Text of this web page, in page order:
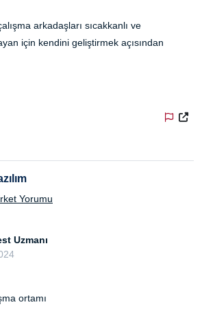
arkadaşları sıcakkanlı ve
için kendini geliştirmek açısından
Yorumu
Uzmanı
ortamı